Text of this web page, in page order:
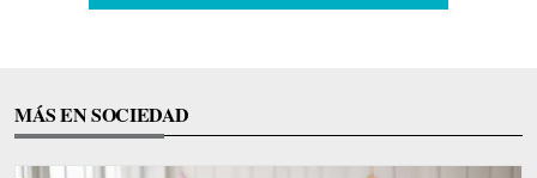
MÁS EN SOCIEDAD